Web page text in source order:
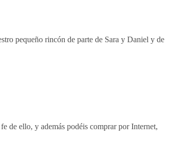
pequeño rincón de parte de Sara y Daniel y de
de ello, y además podéis comprar por Internet,